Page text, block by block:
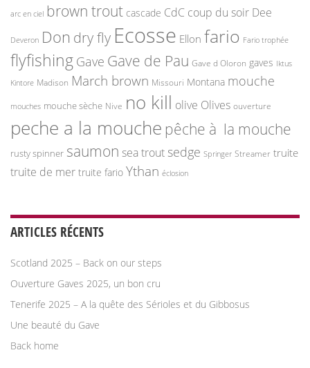
arc en ciel brown trout cascade CdC coup du soir Dee
Deveron Don dry fly Ecosse Ellon fario Fario trophée
flyfishing Gave Gave de Pau Gave d Oloron gaves Iktus
Kintore Madison March brown Missouri Montana mouche
mouches mouche sèche Nive no kill olive Olives ouverture
peche a la mouche pêche à la mouche
rusty spinner saumon sea trout sedge Springer Streamer truite
truite de mer truite fario Ythan éclosion
ARTICLES RÉCENTS
Scotland 2025 – Back on our steps
Ouverture Gaves 2025, un bon cru
Tenerife 2025 – A la quête des Sérioles et du Gibbosus
Une beauté du Gave
Back home